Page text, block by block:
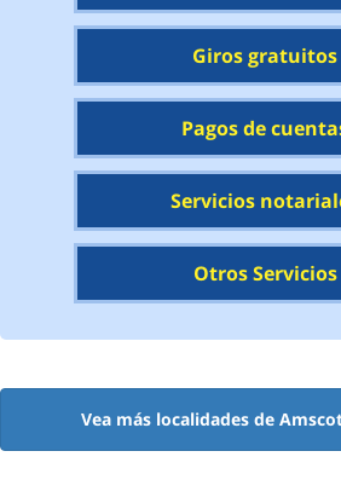
Giros gratuitos
Pagos de
Servicios
Otros Servicios
Vea más localidades de